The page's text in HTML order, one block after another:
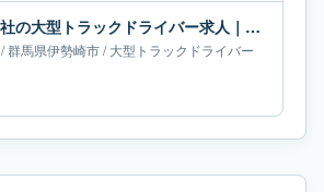
日本運輸株式会社の大型トラックドライバー求人｜群馬県伊勢崎市｜月給67万-68万円
/群馬県伊勢崎市/大型トラックドライバー